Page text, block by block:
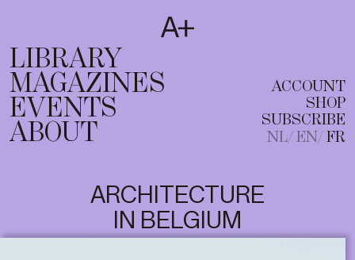
T
EN FR
LIBRARY
MAGAZINES
EVENTS
ABOUT
ACCOUNT
SHOP
SUBSCRIBE
NL EN FR
ARCHITECTURE
IN BELGIUM